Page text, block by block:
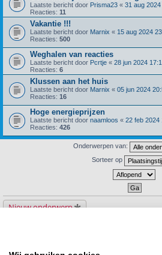
Laatste bericht door Prisma23 « 31 aug
Reacties: 11
Vakantie !!!
Laatste bericht door Marnix « 15 aug 2024
Reacties: 500
Weghalen van reacties
Laatste bericht door Pcrtje « 28 jun 2024
Reacties: 6
Klussen aan het huis
Laatste bericht door Marnix « 05 jun 2024
Reacties: 16
Hoge energieprijzen
Laatste bericht door naamloos « 22 feb 2024
Reacties: 426
Onderwerpen van:
Sorteer op
Nieuw onderwerp